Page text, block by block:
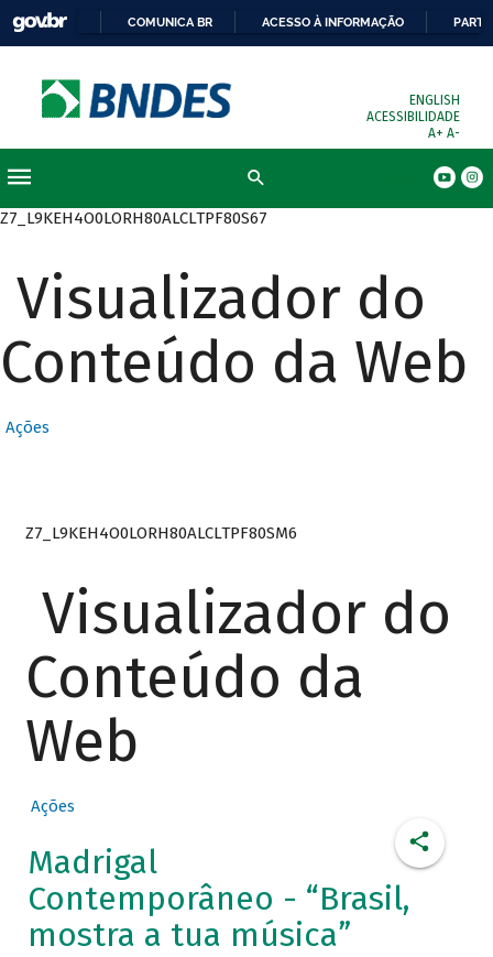
COMUNICA BR ACESSO À INFORMAÇÃO
ENGLISH
ACESSIBILIDADE
A+ A-
Z7_L9KEH4O0LORH80ALCLTPF80S67
Visualizador do
Conteúdo da Web
Ações
Z7_L9KEH4O0LORH80ALCLTPF80SM6
Visualizador do
Conteúdo da
Web
Ações
Madrigal
Contemporâneo - “Brasil,
mostra a tua música”